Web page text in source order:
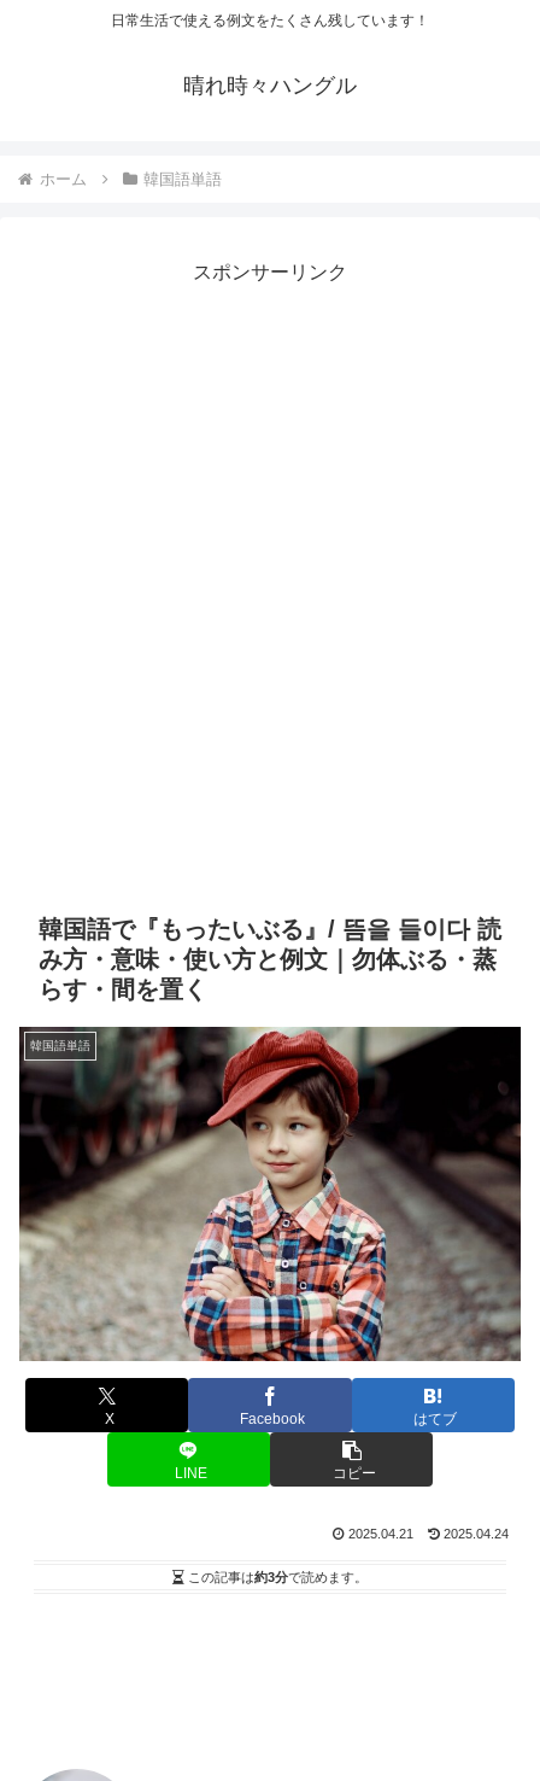
日常生活で使える例文をたくさん残しています！
晴れ時々ハングル
ホーム 韓国語単語
スポンサーリンク
韓国語で『もったいぶる』/ 뜸을 들이다 読
み方・意味・使い方と例文｜勿体ぶる・蒸
らす・間を置く
韓国語単語
X Facebook はてブ
LINE コピー
2025.04.21 2025.04.24
この記事は約3分で読めます。